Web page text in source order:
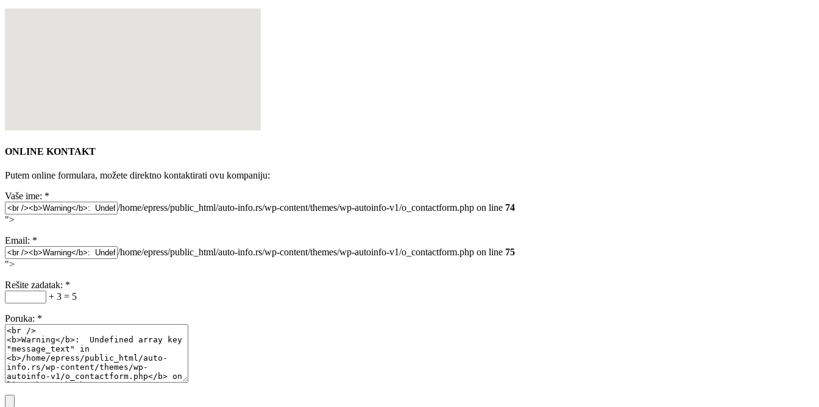
ONLINE KONTAKT
Putem online formulara, možete direktno kontaktirati ovu kompaniju:
Vaše ime: *
/home/epress/public_html/auto-info.rs/wp-content/themes/wp-autoinfo-v1/o_contactform.php on line 74
">
Email: *
/home/epress/public_html/auto-info.rs/wp-content/themes/wp-autoinfo-v1/o_contactform.php on line 75
">
Rešite zadatak: *
+ 3 = 5
Poruka: *